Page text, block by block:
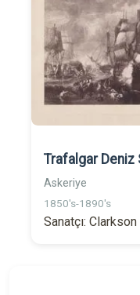
Trafalgar Deniz
Askeriye
1850's-1890's
Sanatçı: